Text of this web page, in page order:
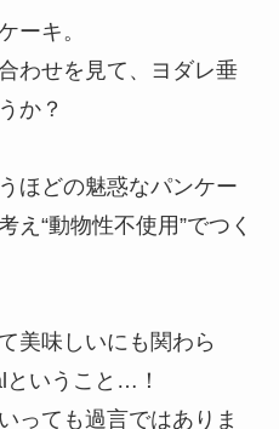
ーキ。
わせを見て、ヨダレ垂
か？
ほどの魅惑なパンケー
え“動物性不使用”でつく
美味しいにも関わら
ということ…！
っても過言ではありま